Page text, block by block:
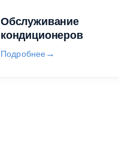
Обслуживание
кондиционеров
Подробнее